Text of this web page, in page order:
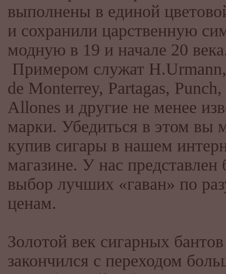
выполнены в единой
и сохранили царственную
модную в 19 и начале 20
Примером служат
de Monterrey, Partagas,
Allones и другие не менее
марки. Убедиться в этом вы
купив сигары в нашем
магазине. У нас представлен
выбор лучших «гаван» по
ценам.
Золотой век сигарных бантов
закончился с переходом